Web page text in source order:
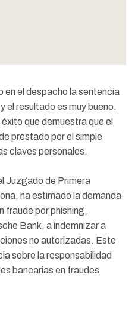
en el despacho la sentencia
el resultado es muy bueno.
que demuestra que el
prestado por el simple
claves personales.
Juzgado de Primera
ha estimado la demanda
fraude por phishing,
Bank, a indemnizar a
no autorizadas. Este
sobre la responsabilidad
bancarias en fraudes